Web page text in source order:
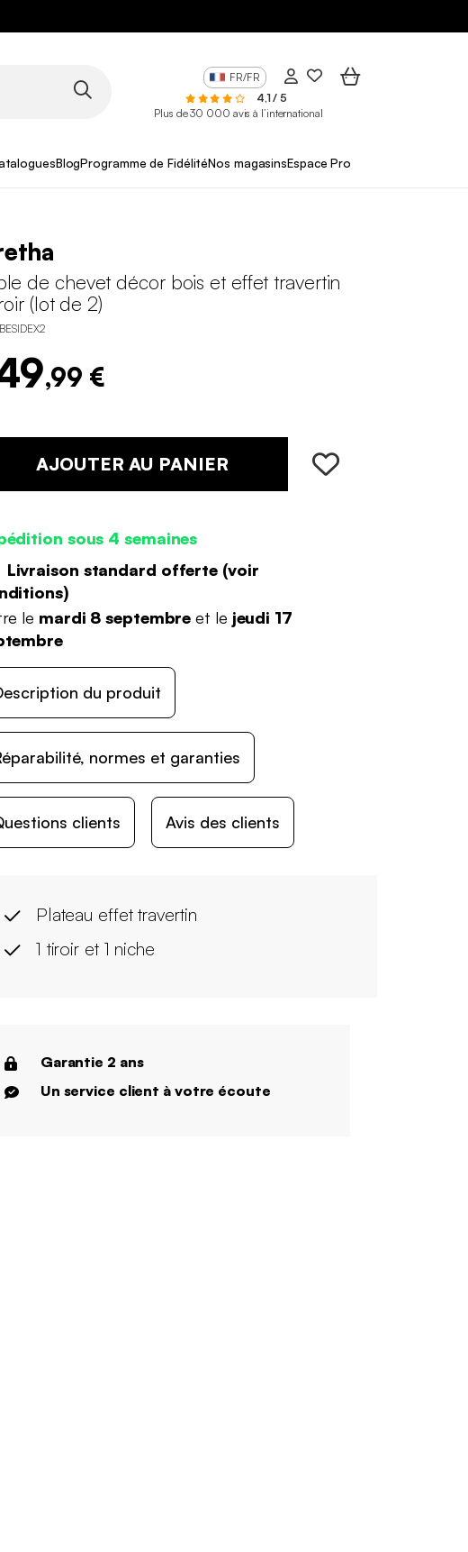
FR/FR
4,1 / 5
Plus de 30 000 avis à l’international
BlogProgramme de FidélitéNos magasinsEspace Pro
de chevet décor bois et effet travertin
(lot de 2)
,99 €
AJOUTER AU PANIER
sous 4 semaines
Livraison standard offerte (voir
)
le mardi 8 septembre et le jeudi 17
du produit
normes et garanties
clients Avis des clients
Plateau effet travertin
1 tiroir et 1 niche
Garantie 2 ans
Un service client à votre écoute